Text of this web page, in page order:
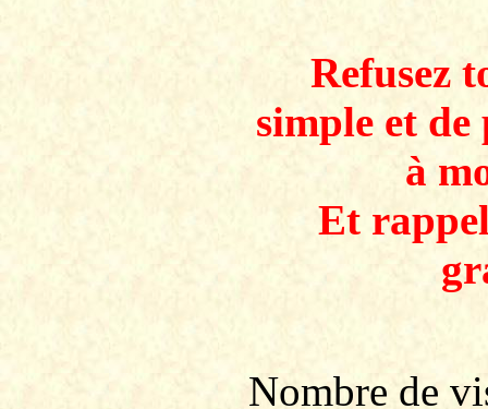
Refusez
simple et
à
Et
Nombre de